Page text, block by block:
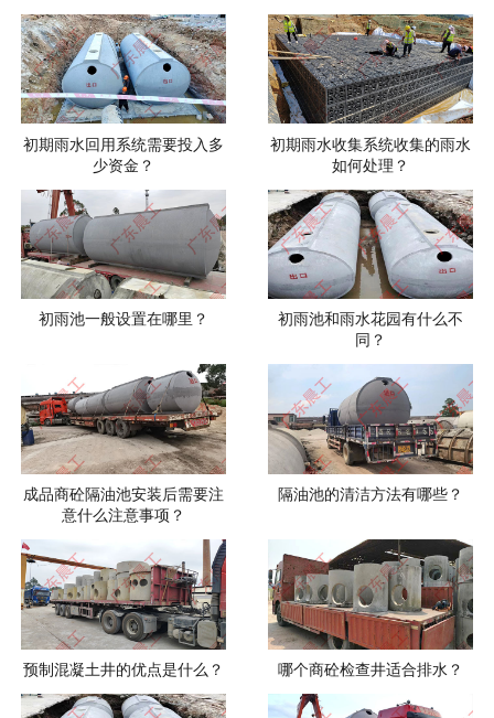
初期雨水回用系统需要投入多
少资金？
初期雨水收集系统收集的雨水
如何处理？
初雨池一般设置在哪里？
初雨池和雨水花园有什么不
同？
成品商砼隔油池安装后需要注
意什么注意事项？
隔油池的清洁方法有哪些？
预制混凝土井的优点是什么？ 哪个商砼检查井适合排水？